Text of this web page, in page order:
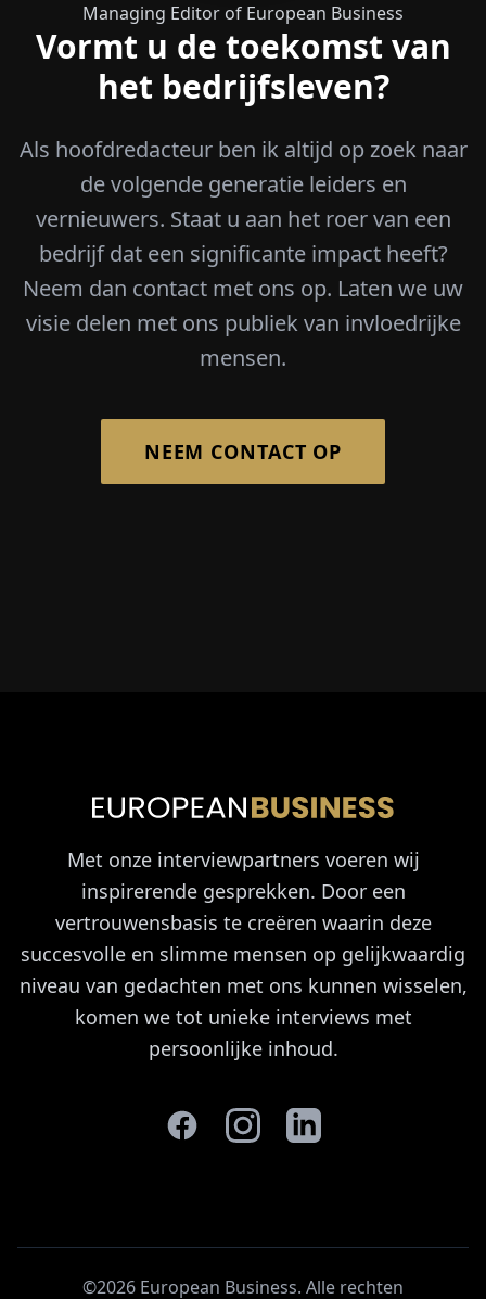
Managing Editor of European Business
Vormt u de toekomst van
het bedrijfsleven?
Als hoofdredacteur ben ik altijd op zoek naar
de volgende generatie leiders en
vernieuwers. Staat u aan het roer van een
bedrijf dat een significante impact heeft?
Neem dan contact met ons op. Laten we uw
visie delen met ons publiek van invloedrijke
mensen.
NEEM CONTACT OP
Met onze interviewpartners voeren wij
inspirerende gesprekken. Door een
vertrouwensbasis te creëren waarin deze
succesvolle en slimme mensen op gelijkwaardig
niveau van gedachten met ons kunnen wisselen,
komen we tot unieke interviews met
persoonlijke inhoud.
©2026 European Business. Alle rechten